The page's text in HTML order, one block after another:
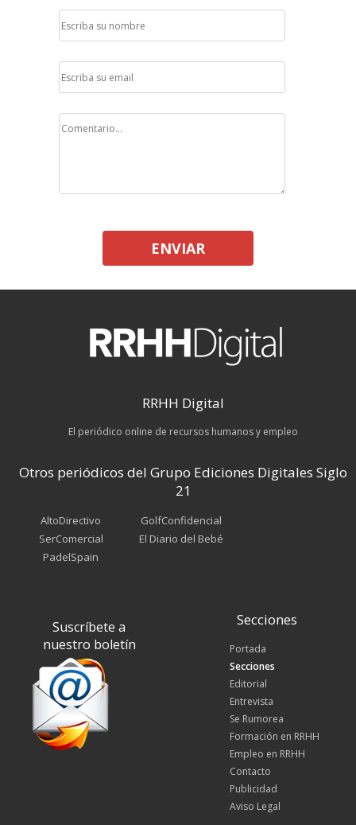
ENVIAR
RRHH Digital
El periódico online de recursos humanos y empleo
Otros periódicos del Grupo Ediciones Digitales Siglo
21
AltoDirectivo
SerComercial
PadelSpain
GolfConfidencial
El Diario del Bebé
Suscríbete a
nuestro boletín
Secciones
Portada
Secciones
Editorial
Entrevista
Se Rumorea
Formación en RRHH
Empleo en RRHH
Contacto
Publicidad
Aviso Legal